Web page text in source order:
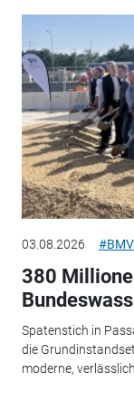
03.08.2026 #BMV
380
Spatenstich in
die
moderne,